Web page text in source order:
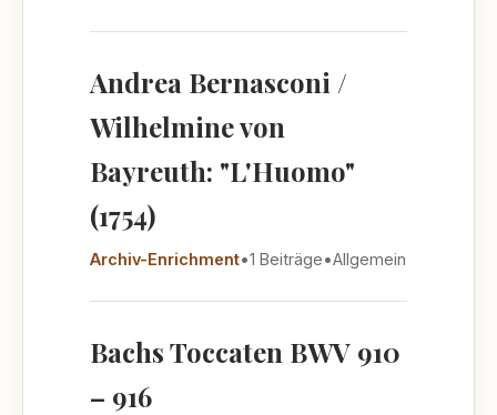
Andrea Bernasconi /
Wilhelmine von
Bayreuth: "L'Huomo"
(1754)
Archiv-Enrichment•1 Beiträge•Allgemein
Bachs Toccaten BWV 910
– 916